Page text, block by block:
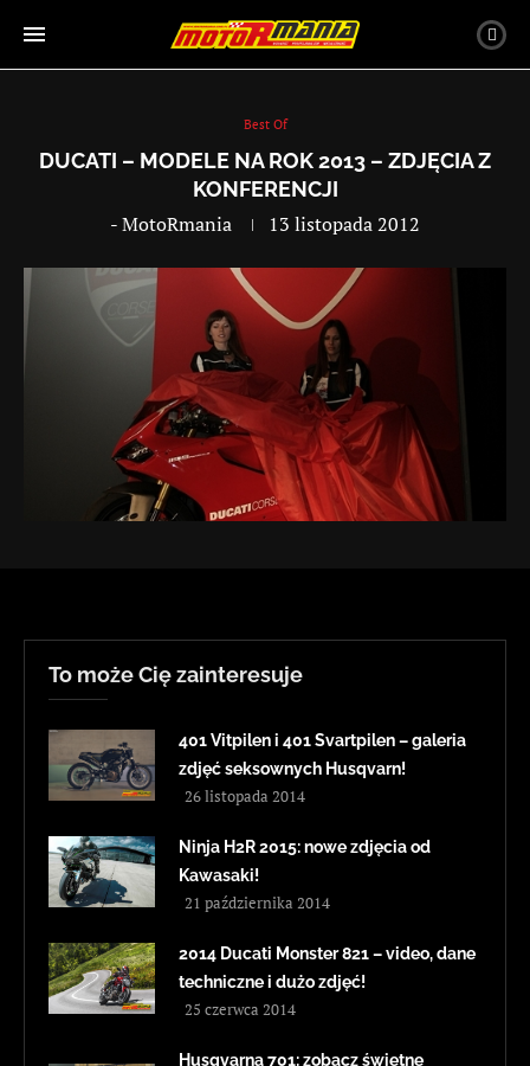
Best Of
DUCATI – MODELE NA ROK 2013 – ZDJĘCIA Z
KONFERENCJI
-MotoRmania 13 listopada 2012
To może Cię zainteresuje
401 Vitpilen i 401 Svartpilen – galeria
zdjęć seksownych Husqvarn!
26 listopada 2014
Ninja H2R 2015: nowe zdjęcia od
Kawasaki!
21 października 2014
2014 Ducati Monster 821 – video, dane
techniczne i dużo zdjęć!
25 czerwca 2014
Husqvarna 701: zobacz świetne